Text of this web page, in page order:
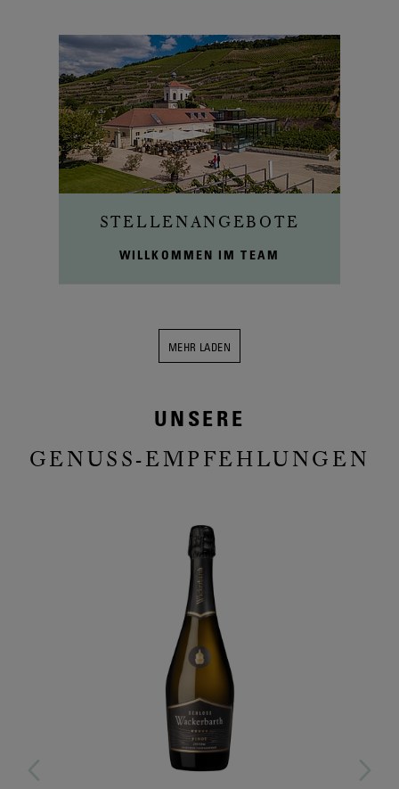
STELLENANGEBOTE
WILLKOMMEN IM TEAM
MEHR LADEN
UNSERE
GENUSS-EMPFEHLUNGEN